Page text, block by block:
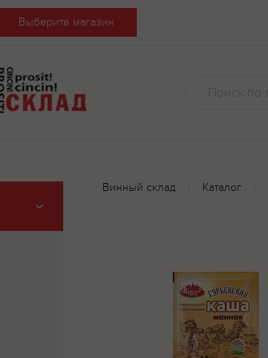
Выберите магазин
Винный склад Каталог